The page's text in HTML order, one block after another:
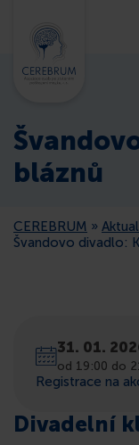
KOMUNITNÍ
CEREBRUM V
KONTAKT
bláznů
CEREBRUM »
Švandovo divadlo:
31. 01.
od 19:00 do
Registrace na
Divadelní